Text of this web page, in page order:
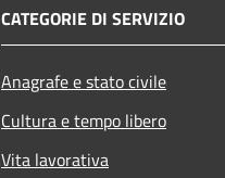
CATEGORIE DI SERVIZIO
Anagrafe e stato civile
Cultura e tempo libero
Vita lavorativa